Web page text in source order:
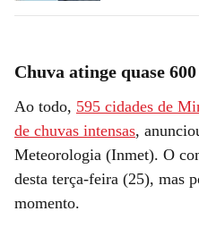
Chuva atinge quase
Ao todo, 595 cidades de
de chuvas intensas,
Meteorologia (Inmet). O
desta terça-feira (25), mas
momento.